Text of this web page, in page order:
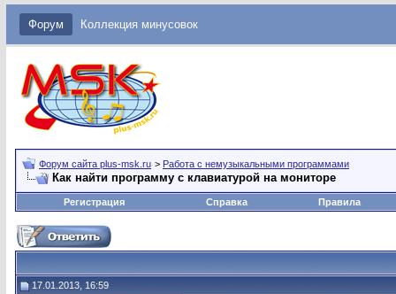
Форум Коллекция минусовок
Форум сайта plus-msk.ru > Работа с немузыкальными программами
Как найти программу с клавиатурой на мониторе
Регистрация Справка Правила
17.01.2013, 16:59